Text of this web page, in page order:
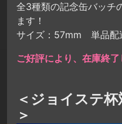
全3種類の記念缶バッチ
ます！
サイズ：57mm 単品配
ご好評により、在庫終
＜ジョイステ
＞